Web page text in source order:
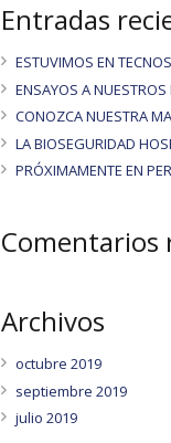
Entradas
ESTUVIMOS EN
ENSAYOS A
CONOZCA NUESTRA
LA BIOSEGURIDAD
PRÓXIMAMENTE EN
Comentarios
Archivos
octubre 2019
septiembre 2019
julio 2019